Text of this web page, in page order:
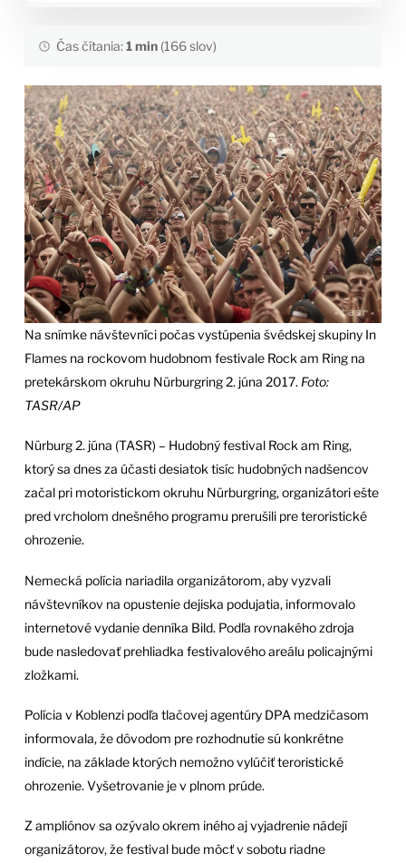
Čas čítania:1 min(166 slov)
Na snímke návštevníci počas vystúpenia švédskej skupiny In
Flames na rockovom hudobnom festivale Rock am Ring na
pretekárskom okruhu Nürburgring 2. júna 2017. Foto:
TASR/AP
Nürburg 2. júna (TASR) – Hudobný festival Rock am Ring,
ktorý sa dnes za účasti desiatok tisíc hudobných nadšencov
začal pri motoristickom okruhu Nürburgring, organizátori ešte
pred vrcholom dnešného programu prerušili pre teroristické
ohrozenie.
Nemecká polícia nariadila organizátorom, aby vyzvali
návštevníkov na opustenie dejiska podujatia, informovalo
internetové vydanie denníka Bild. Podľa rovnakého zdroja
bude nasledovať prehliadka festivalového areálu policajnými
zložkami.
Polícia v Koblenzi podľa tlačovej agentúry DPA medzičasom
informovala, že dôvodom pre rozhodnutie sú konkrétne
indície, na základe ktorých nemožno vylúčiť teroristické
ohrozenie. Vyšetrovanie je v plnom prúde.
Z ampliónov sa ozývalo okrem iného aj vyjadrenie nádejí
organizátorov, že festival bude môcť v sobotu riadne